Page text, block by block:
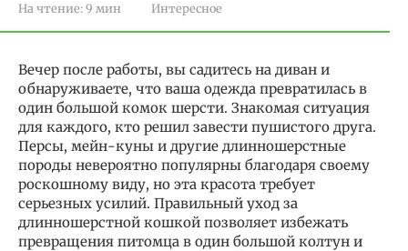
На чтение:9 мин Интересное
Вечер после работы, вы садитесь на диван и
обнаруживаете, что ваша одежда превратилась в
один большой комок шерсти. Знакомая ситуация
для каждого, кто решил завести пушистого друга.
Персы, мейн-куны и другие длинношерстные
породы невероятно популярны благодаря своему
роскошному виду, но эта красота требует
серьезных усилий. Правильный уход за
длинношерстной кошкой позволяет избежать
превращения питомца в один большой колтун и